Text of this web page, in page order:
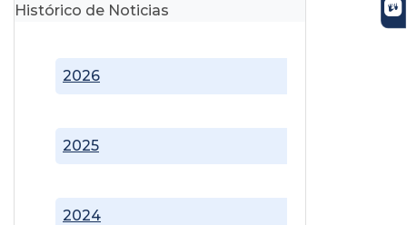
Histórico de Noticias
2024
2025
2026